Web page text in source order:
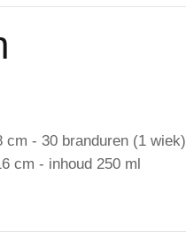
- 30 branduren (1 wiek)
cm - inhoud 250 ml